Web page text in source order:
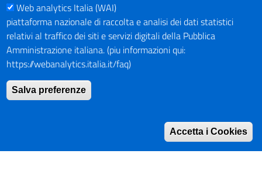
PAGAMENTI
SOCIAL NETWORKS
Pagina Facebook
Profilo Instagram
PNRR (Piano Nazionale di Ripresa e Resilienza)
Web analytics Italia (WAI)
piattaforma nazionale di raccolta e analisi dei dati statistici
relativi al traffico dei siti e servizi digitali della Pubblica
Amministrazione italiana. (piu informazioni qui:
https://webanalytics.italia.it/faq)
Salva preferenze
Accetta i Cookies